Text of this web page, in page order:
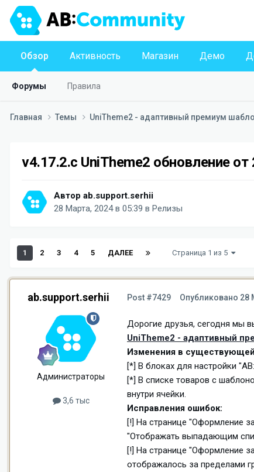
Обзор
Форумы Правила
Активность Магазин Демо
Главная Темы UniTheme2 - адаптивный премиум
v4.17.2.c UniTheme2 обновление
Автор ab.support.serhii
28 Марта, 2024 в 05:39 в Релизы
1 2 3 4 5 ДАЛЕЕ Страница 1 из 5
ab.support.serhii
Администраторы
3,6 тыс
Post #7429 Опубликовано 28
Дорогие друзья, сегодня мы
UniTheme2 - адаптивный
Изменения в
[*] В блоках для настройки
[*] В списке товаров с
внутри ячейки.
Исправления ошибок:
[!] На странице "Оформление
"Отображать выпадающим
[!] На странице "Оформление
отображалось за пределами